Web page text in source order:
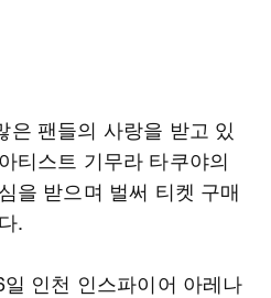
은 팬들의 사랑을 받고 있
티스트 기무라 타쿠야의
을 받으며 벌써 티켓 구매
.
인천 인스파이어 아레나